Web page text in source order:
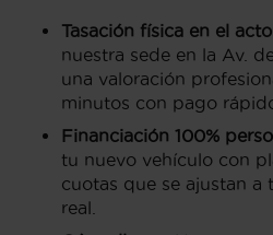
Tasación física en el
nuestra sede en la Av.
una valoración
minutos con pago
Financiación 100%
tu nuevo vehículo con
cuotas que se ajustan
real.